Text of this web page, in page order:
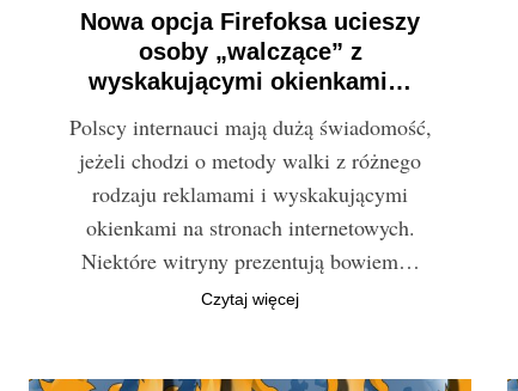
Nowa opcja Firefoksa ucieszy
osoby „walczące” z
wyskakującymi okienkami…
Polscy internauci mają dużą świadomość,
jeżeli chodzi o metody walki z różnego
rodzaju reklamami i wyskakującymi
okienkami na stronach internetowych.
Niektóre witryny prezentują bowiem…
Czytaj więcej